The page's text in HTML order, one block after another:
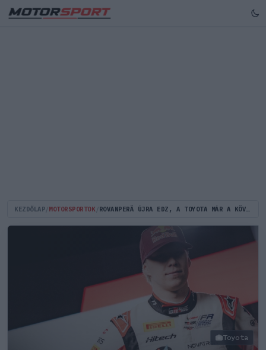
KEZDŐLAP MOTORSPORTOK ROVANPERÄ ÚJRA EDZ, A TOYOTA MÁR A KÖVETKEZŐ NAGY LÉPÉST IS TERVEZI
Toyota